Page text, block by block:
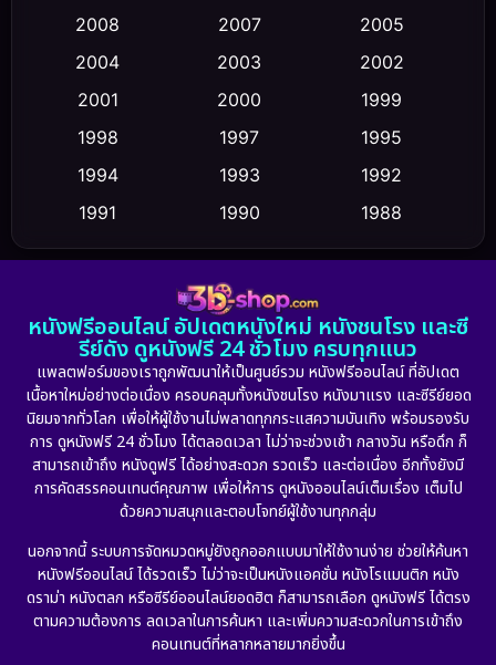
Conspiracy
Crime อาชญากรรม (352)
Culture (23)
Dance เต้น
Detective สืบสวน (5)
Detective สืบสวน (56)
Disaster (10)
Disney+ (23)
Drama ดราม่า (887)
Dystopian (17)
2008
2007
2005
2004
2003
2002
2001
2000
1999
1998
1997
1995
1994
1993
1992
1991
1990
1988
1986
1985
1983
1981
1974
1971 1962
หนังฟรีออนไลน์ อัปเดตหนังใหม่ หนังชนโรง และซี
รีย์ดัง ดูหนังฟรี 24 ชั่วโมง ครบทุกแนว
แพลตฟอร์มของเราถูกพัฒนาให้เป็นศูนย์รวม หนังฟรีออนไลน์ ที่อัปเดต
เนื้อหาใหม่อย่างต่อเนื่อง ครอบคลุมทั้งหนังชนโรง หนังมาแรง และซีรีย์ยอด
นิยมจากทั่วโลก เพื่อให้ผู้ใช้งานไม่พลาดทุกกระแสความบันเทิง พร้อมรองรับ
การ ดูหนังฟรี 24 ชั่วโมง ได้ตลอดเวลา ไม่ว่าจะช่วงเช้า กลางวัน หรือดึก ก็
สามารถเข้าถึง หนังดูฟรี ได้อย่างสะดวก รวดเร็ว และต่อเนื่อง อีกทั้งยังมี
การคัดสรรคอนเทนต์คุณภาพ เพื่อให้การ ดูหนังออนไลน์เต็มเรื่อง เต็มไป
ด้วยความสนุกและตอบโจทย์ผู้ใช้งานทุกกลุ่ม
นอกจากนี้ ระบบการจัดหมวดหมู่ยังถูกออกแบบมาให้ใช้งานง่าย ช่วยให้ค้นหา
หนังฟรีออนไลน์ ได้รวดเร็ว ไม่ว่าจะเป็นหนังแอคชั่น หนังโรแมนติก หนัง
ดราม่า หนังตลก หรือซีรีย์ออนไลน์ยอดฮิต ก็สามารถเลือก ดูหนังฟรี ได้ตรง
ตามความต้องการ ลดเวลาในการค้นหา และเพิ่มความสะดวกในการเข้าถึง
คอนเทนต์ที่หลากหลายมากยิ่งขึ้น